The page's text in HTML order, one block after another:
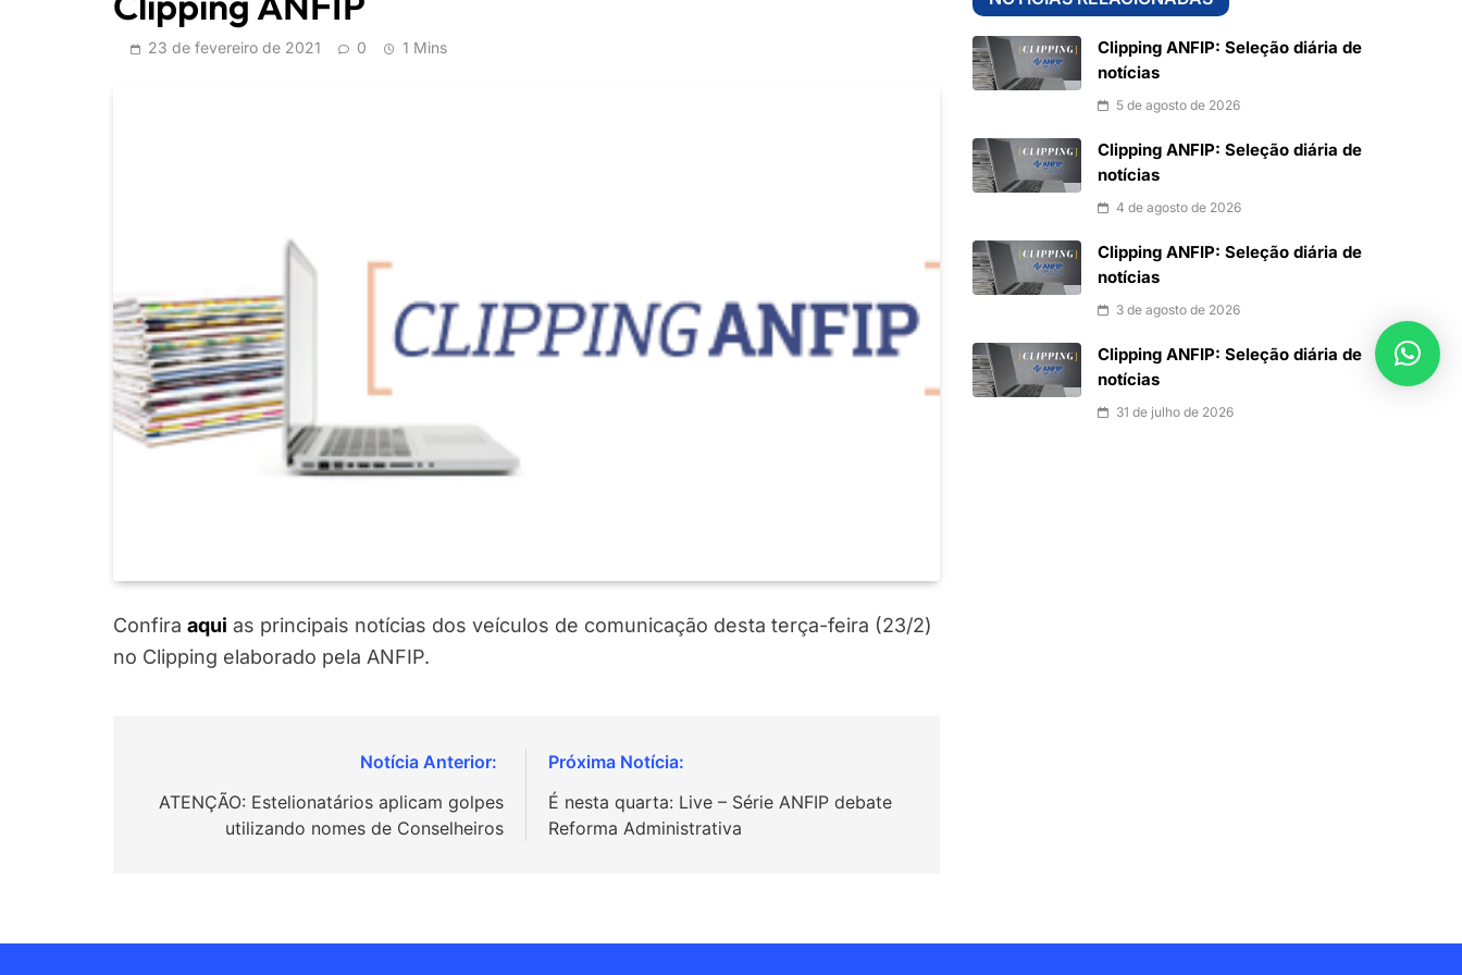
23 de fevereiro de 2021 0 1 Mins
Confira aqui as principais notícias dos veículos de comunicação desta terça-feira (23/2)
no Clipping elaborado pela ANFIP.
deATENÇÃO: Estelionatários aplicam golpes
utilizando nomes de Conselheiros
É nesta quarta: Live – Série ANFIP debate
Reforma Administrativa
Clipping ANFIP: Seleção diária de
notícias
5 de agosto de 2026
Clipping ANFIP: Seleção diária de
notícias
4 de agosto de 2026
Clipping ANFIP: Seleção diária de
notícias
3 de agosto de 2026
Clipping ANFIP: Seleção diária de
notícias
31 de julho de 2026